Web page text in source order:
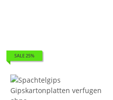
SALE 25%